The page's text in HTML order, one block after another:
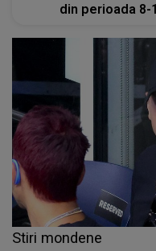
din perioada 8-
Stiri mondene